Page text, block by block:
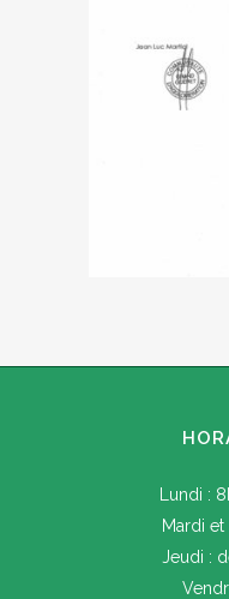
Lundi :
Mardi
Jeudi :